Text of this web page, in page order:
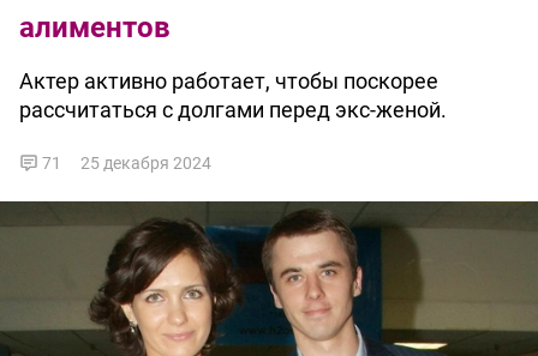
алиментов
Актер активно работает, чтобы поскорее
рассчитаться с долгами перед экс-женой.
71 25 декабря 2024